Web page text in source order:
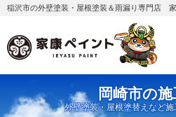
稲沢市の外壁塗装・屋根塗装＆雨漏り専門店
岡崎市の施
外壁塗装・屋根塗替えなど